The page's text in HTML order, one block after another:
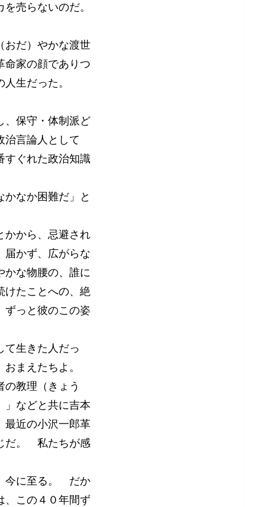
売らないのだ。
おだ）やかな渡世
命家の顔でありつ
生だった。
、保守・体制派ど
治言論人として
すぐれた政治知識
なか困難だ」と
かから、忌避され
届かず、広がらな
かな物腰の、誰に
たことへの、絶
ずっと彼のこの姿
生きた人だっ
おまえたちよ。
教理（きょう
」などと共に吉本
近の小沢一郎革
だ。 私たちが感
今に至る。 だか
、この４０年間ず